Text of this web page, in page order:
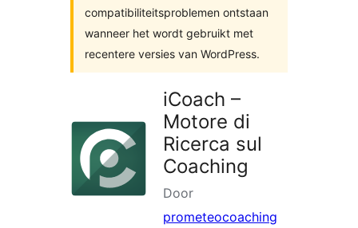
compatibiliteitsproblemen ontstaan
wanneer het wordt gebruikt met
recentere versies van WordPress.
iCoach –
Motore di
Ricerca sul
Coaching
Door
prometeocoaching